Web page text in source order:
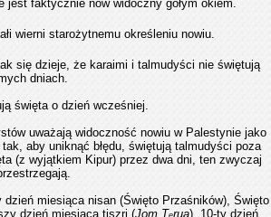
jest faktycznie nów widoczny gołym okiem.
wierni starożytnemu określeniu nowiu.
się dzieje, że karaimi i talmudyści ​​nie świętują
dniach.
święta o dzień wcześniej.
uważają widoczność nowiu w Palestynie jako
aby uniknąć błędu, świętują talmudyści poza
(z wyjątkiem Kipur) przez dwa dni, ten zwyczaj
miesiąca nisan (Święto Przaśników), Święto
dzień miesiąca tiszri (Jom Terua), 10-ty dzień